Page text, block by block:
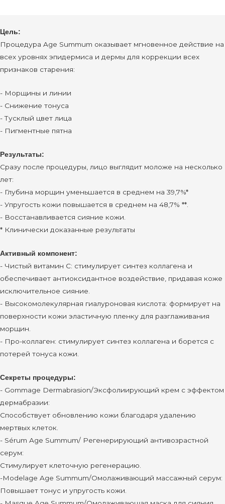
Цель:
Процедура Age Summum оказывает мгновенное действие на
всех уровнях эпидермиса и дермы для коррекции всех
признаков старения:
- Морщины и линии
- Снижение тонуса
- Тусклый цвет лица
- Пигментные пятна
Результаты:
Сразу после процедуры, лицо выглядит моложе на несколько
лет:
- Глубина морщин уменьшается в среднем на 39,7%*
- Упругость кожи повышается в среднем на 48,7% **.
- Восстанавливается сияние кожи.
* Клинически доказанные результаты
Активный компонент:
- Чистый витамин C: стимулирует синтез коллагена и
обеспечивает антиоксидантное воздействие, придавая коже
исключительное сияние.
- Высокомолекулярная гиалуроновая кислота: формирует на
поверхности кожи эластичную пленку для разглаживания
морщин.
- Про-коллаген: стимулирует синтез коллагена и борется с
потерей тонуса кожи.
Секреты процедуры:
- Gommage Dermabrasion/Эксфолиирующий крем с эффектом
дермабразии:
Способствует обновлению кожи благодаря удалению
мертвых клеток.
- Sérum Age Summum/ Регенерирующий антивозрастной
серум:
Стимулирует клеточную регенерацию.
-Modelage Age Summum/Омолаживающий массажный серум:
Повышает тонус и упругость кожи.